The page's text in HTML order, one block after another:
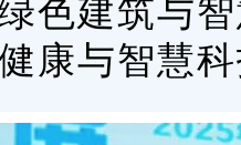
色建筑与
康与智慧